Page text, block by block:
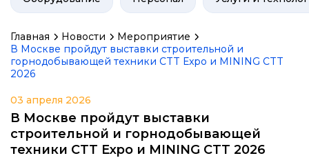
Главная Новости
Мероприятие
В Москве пройдут выставки строительной и
горнодобывающей техники CTT Expo и MINING CTT
2026
03 апреля 2026
В Москве пройдут выставки
строительной и горнодобывающей
техники CTT Expo и MINING CTT 2026